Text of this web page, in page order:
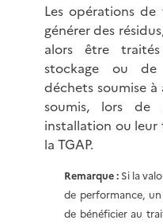
Les opérations
générer des
alors être
stockage ou
déchets soumise
soumis, lors de
installation ou
la TGAP.
Remarque :Si la
de performance,
de bénéficier au